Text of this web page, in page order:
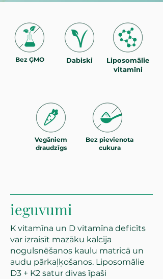
Bez ĢMO Dabiski
Liposomālie
vitamīni
Vegāniem
draudzīgs
Bez pievienota
cukura
ieguvumi
K vitamīna un D vitamīna deficīts
var izraisīt mazāku kalcija
nogulsnēšanos kaulu matricā un
audu pārkaļķošanos. Liposomālie
D3 + K2 satur divas īpaši